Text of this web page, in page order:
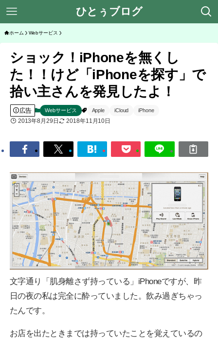
ひとぅブログ
ホーム Webサービス
ショック！iPhoneを無くし
た！！けど「iPhoneを探す」で
拾い主さんを発見したよ！
広告 Webサービス Apple iCloud iPhone
2013年8月29日 2018年11月10日
文字通り「肌身離さず持っている」iPhoneですが、昨
日の夜の私は完全に酔っていました。飲み過ぎちゃっ
たんです。
お店を出たときまでは持っていたことを覚えているの